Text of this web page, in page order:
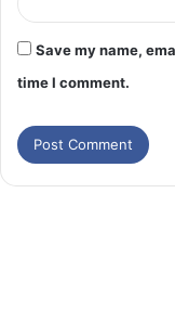
Save my name,
time I comment.